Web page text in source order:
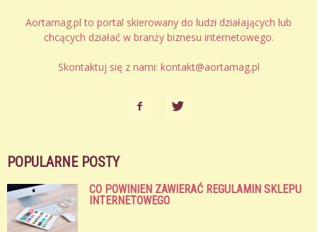
Aortamag.pl to portal skierowany do ludzi działających lub
chcących działać w branży biznesu internetowego.
Skontaktuj się z nami: kontakt@aortamag.pl
POPULARNE POSTY
CO POWINIEN ZAWIERAĆ REGULAMIN SKLEPU
INTERNETOWEGO